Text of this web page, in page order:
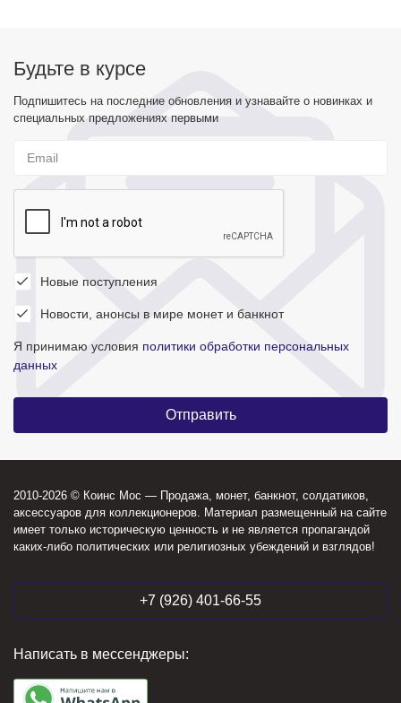
Будьте в курсе
Подпишитесь на последние обновления и узнавайте о новинках и
специальных предложениях первыми
Новые поступления
Новости, анонсы в мире монет и банкнот
Я принимаю условия политики обработки персональных
данных
2010-2026 © Коинс Мос — Продажа, монет, банкнот, солдатиков,
аксессуаров для коллекционеров. Материал размещенный на сайте
имеет только историческую ценность и не является пропагандой
каких-либо политических или религиозных убеждений и взглядов!
+7 (926) 401-66-55
Написать в мессенджеры: